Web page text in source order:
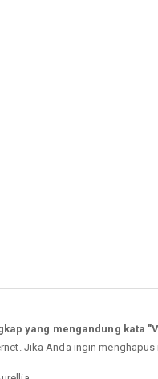
yang mengandung kata
Jika Anda ingin